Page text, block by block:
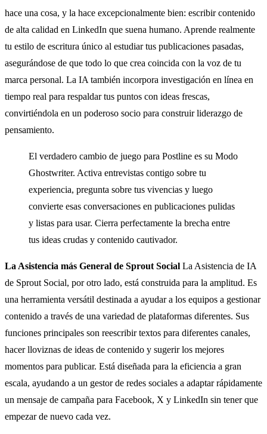
hace una cosa, y la hace excepcionalmente bien: escribir contenido
de alta calidad en LinkedIn que suena humano. Aprende realmente
tu estilo de escritura único al estudiar tus publicaciones pasadas,
asegurándose de que todo lo que crea coincida con la voz de tu
marca personal. La IA también incorpora investigación en línea en
tiempo real para respaldar tus puntos con ideas frescas,
convirtiéndola en un poderoso socio para construir liderazgo de
pensamiento.
El verdadero cambio de juego para Postline es su Modo
Ghostwriter. Activa entrevistas contigo sobre tu
experiencia, pregunta sobre tus vivencias y luego
convierte esas conversaciones en publicaciones pulidas
y listas para usar. Cierra perfectamente la brecha entre
tus ideas crudas y contenido cautivador.
La Asistencia más General de Sprout Social La Asistencia de IA
de Sprout Social, por otro lado, está construida para la amplitud. Es
una herramienta versátil destinada a ayudar a los equipos a gestionar
contenido a través de una variedad de plataformas diferentes. Sus
funciones principales son reescribir textos para diferentes canales,
hacer lloviznas de ideas de contenido y sugerir los mejores
momentos para publicar. Está diseñada para la eficiencia a gran
escala, ayudando a un gestor de redes sociales a adaptar rápidamente
un mensaje de campaña para Facebook, X y LinkedIn sin tener que
empezar de nuevo cada vez.